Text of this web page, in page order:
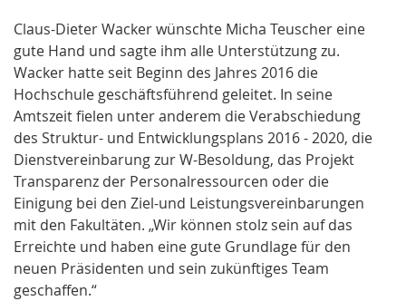
Claus-Dieter Wacker wünschte Micha Teuscher eine
gute Hand und sagte ihm alle Unterstützung zu.
Wacker hatte seit Beginn des Jahres 2016 die
Hochschule geschäftsführend geleitet. In seine
Amtszeit fielen unter anderem die Verabschiedung
des Struktur- und Entwicklungsplans 2016 - 2020, die
Dienstvereinbarung zur W-Besoldung, das Projekt
Transparenz der Personalressourcen oder die
Einigung bei den Ziel-und Leistungsvereinbarungen
mit den Fakultäten. „Wir können stolz sein auf das
Erreichte und haben eine gute Grundlage für den
neuen Präsidenten und sein zukünftiges Team
geschaffen.“